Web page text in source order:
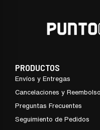
PRODUCTOS
Envíos y Entregas
Cancelaciones y
Preguntas Frecuentes
Seguimiento de Pedidos